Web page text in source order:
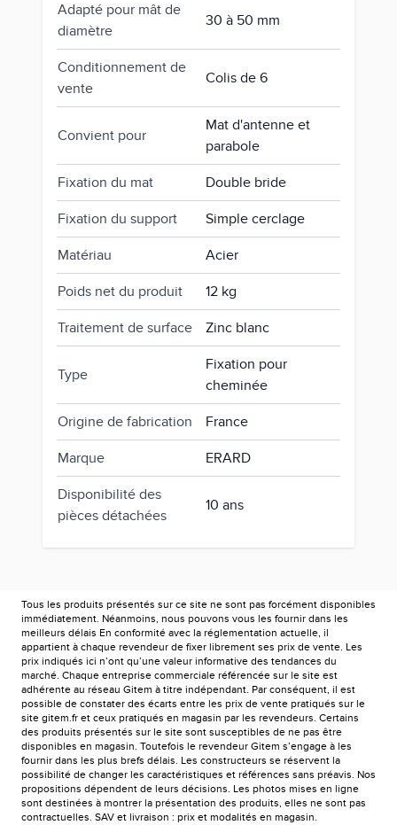
Adapté pour mât de
diamètre
30 à 50 mm
Conditionnement de
vente
Colis de 6
Convient pour
Mat d'antenne et
parabole
Fixation du mat Double bride
Fixation du support Simple cerclage
Matériau Acier
Poids net du produit 12 kg
Traitement de surface Zinc blanc
Type
Fixation pour
cheminée
Origine de fabrication France
Marque ERARD
Disponibilité des
pièces détachées
10 ans
Tous les produits présentés sur ce site ne sont pas forcément disponibles
immédiatement. Néanmoins, nous pouvons vous les fournir dans les
meilleurs délais En conformité avec la réglementation actuelle, il
appartient à chaque revendeur de fixer librement ses prix de vente. Les
prix indiqués ici n’ont qu’une valeur informative des tendances du
marché. Chaque entreprise commerciale référencée sur le site est
adhérente au réseau Gitem à titre indépendant. Par conséquent, il est
possible de constater des écarts entre les prix de vente pratiqués sur le
site gitem.fr et ceux pratiqués en magasin par les revendeurs. Certains
des produits présentés sur le site sont susceptibles de ne pas être
disponibles en magasin. Toutefois le revendeur Gitem s’engage à les
fournir dans les plus brefs délais. Les constructeurs se réservent la
possibilité de changer les caractéristiques et références sans préavis. Nos
propositions dépendent de leurs décisions. Les photos mises en ligne
sont destinées à montrer la présentation des produits, elles ne sont pas
contractuelles. SAV et livraison : prix et modalités en magasin.